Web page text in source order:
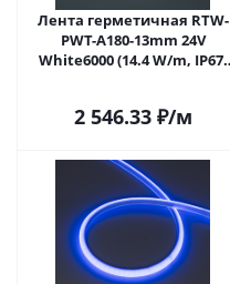
Лента герметичная RTW-
PWT-A180-13mm 24V
White6000 (14.4 W/m, IP67,
2 546.33₽/м